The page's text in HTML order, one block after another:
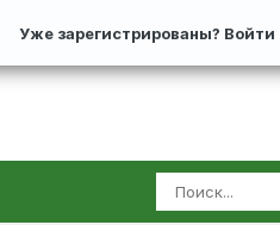
Уже зарегистрированы? Войти